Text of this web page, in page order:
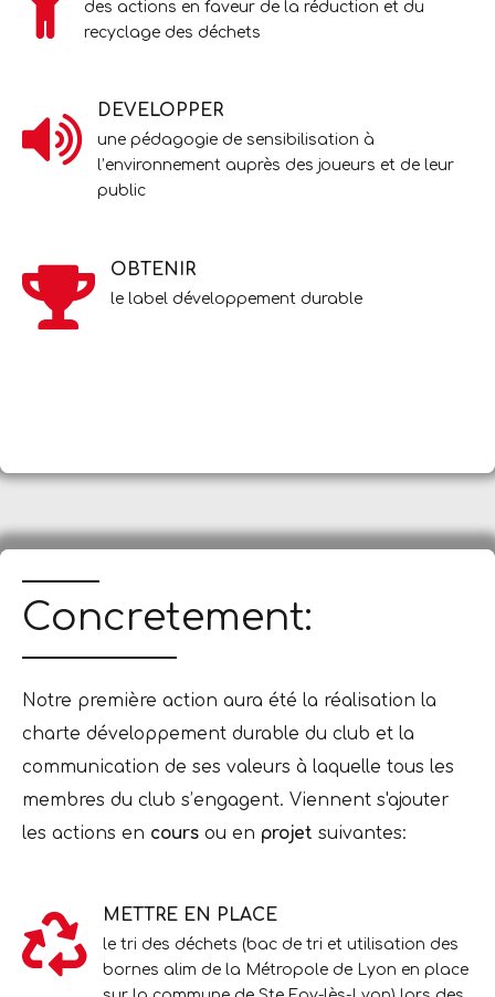
des actions en faveur de la réduction et du
recyclage des déchets
DEVELOPPER
une pédagogie de sensibilisation à
l’environnement auprès des joueurs et de leur
public
OBTENIR
le label développement durable
Concretement:
Notre première action aura été la réalisation la
charte développement durable du club et la
communication de ses valeurs à laquelle tous les
membres du club s’engagent. Viennent s'ajouter
les actions en cours ou en projet suivantes:
METTRE EN PLACE
le tri des déchets (bac de tri et utilisation des
bornes alim de la Métropole de Lyon en place